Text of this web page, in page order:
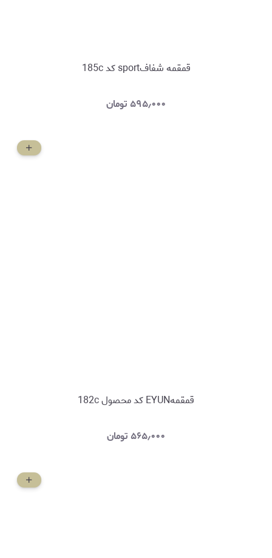
قمقمه شفافsport کد 185c
۵۹۵٫۰۰۰تومان
قمقمهEYUN کد محصول 182c
۵۶۵٫۰۰۰تومان